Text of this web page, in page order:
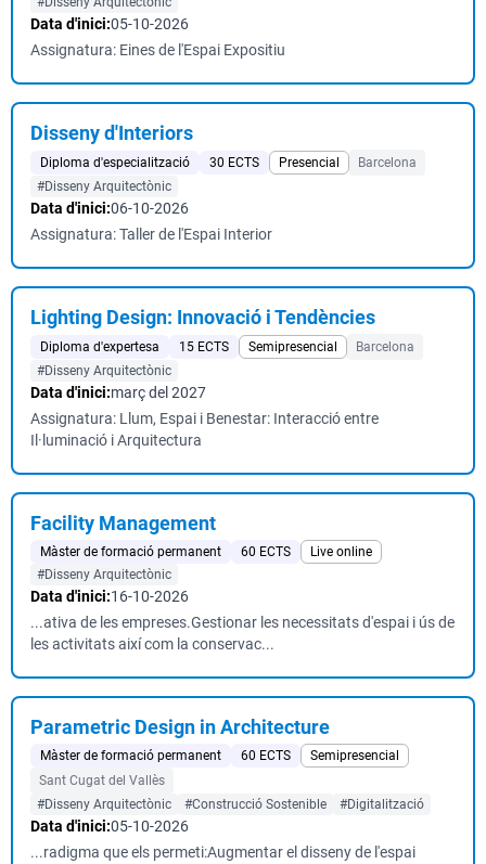
Data d'inici:05-10-2026
Assignatura: Eines de l'Espai Expositiu
Disseny d'Interiors
Diploma d'especialització 30 ECTS Presencial
Barcelona
#Disseny Arquitectònic
Data d'inici:06-10-2026
Assignatura: Taller de l'Espai Interior
Lighting Design: Innovació i Tendències
Diploma d'expertesa 15 ECTS Semipresencial
Barcelona
#Disseny Arquitectònic
Data d'inici:març del 2027
Assignatura: Llum, Espai i Benestar: Interacció entre
Il·luminació i Arquitectura
Facility Management
Màster de formació permanent 60 ECTS
Live online
#Disseny Arquitectònic
Data d'inici:16-10-2026
...ativa de les empreses.Gestionar les necessitats d'espai i ús de
les activitats així com la conservac...
Parametric Design in Architecture
Màster de formació permanent 60 ECTS
Semipresencial
Sant Cugat del Vallès
#Disseny Arquitectònic
#Construcció Sostenible #Digitalització
Data d'inici:05-10-2026
...radigma que els permeti:Augmentar el disseny de l'espai